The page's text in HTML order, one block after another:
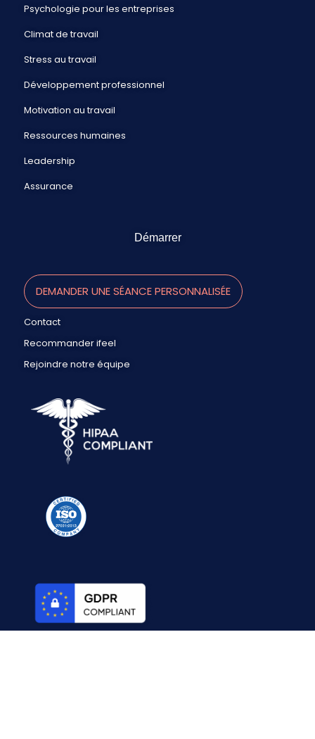
Psychologie pour les entreprises
Climat de travail
Stress au travail
Développement professionnel
Motivation au travail
Ressources humaines
Leadership
Assurance
Démarrer
DEMANDER UNE SÉANCE PERSONNALISÉE
Contact
Recommander ifeel
Rejoindre notre équipe